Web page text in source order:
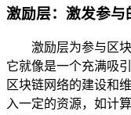
激励层：激发参与
激励层为参与区
它就像是一个充满吸
区块链网络的建设和
入一定的资源，如计